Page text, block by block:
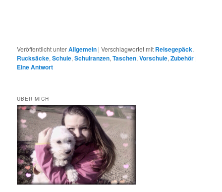
Veröffentlicht unterAllgemein |Verschlagwortet mit Reisegepäck,
Rucksäcke,Schule,Schulranzen,Taschen,Vorschule,Zubehör |
EineAntwort
ÜBER MICH